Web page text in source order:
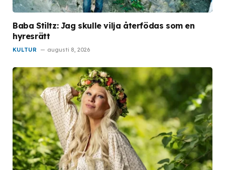
Baba Stiltz: Jag skulle vilja återfödas som en
hyresrätt
KULTUR augusti 8, 2026